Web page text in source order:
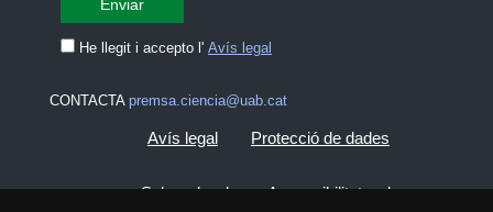
He llegit i accepto l' Avís legal
CONTACTA premsa.ciencia@uab.cat
Avís legal Protecció de dades
Sobre el web Accessibilitat web